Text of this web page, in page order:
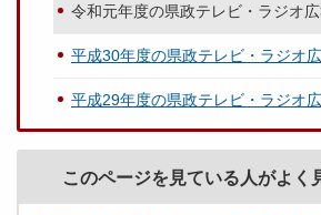
令和元年度の県政テレビ・ラジオ
平成30年度の県政テレビ・ラジオ
平成29年度の県政テレビ・ラジオ
このページを見ている人がよく